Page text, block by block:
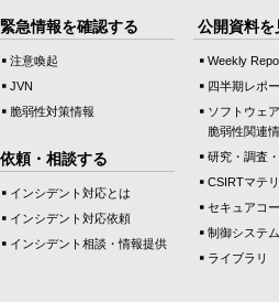
緊急情報を確認する
注意喚起
JVN
脆弱性対策情報
依頼・相談する
インシデント対応とは
インシデント対応依頼
インシデント相談・情報提供
公開資料を
Weekly
四半期レポ
ソフトウェ
脆弱性関連
研究・調査
CSIRTマテ
セキュアコ
制御システ
ライブラリ